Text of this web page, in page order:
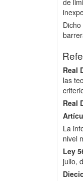
de
Real
las
Real
La
nivel
Ley
julio,